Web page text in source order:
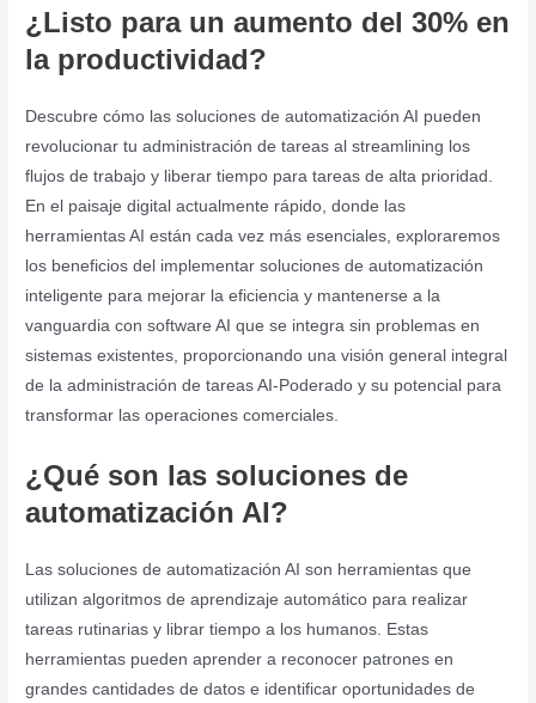
¿Listo para un aumento del 30% en
la productividad?
Descubre cómo las soluciones de automatización AI pueden
revolucionar tu administración de tareas al streamlining los
flujos de trabajo y liberar tiempo para tareas de alta prioridad.
En el paisaje digital actualmente rápido, donde las
herramientas AI están cada vez más esenciales, exploraremos
los beneficios del implementar soluciones de automatización
inteligente para mejorar la eficiencia y mantenerse a la
vanguardia con software AI que se integra sin problemas en
sistemas existentes, proporcionando una visión general integral
de la administración de tareas AI-Poderado y su potencial para
transformar las operaciones comerciales.
¿Qué son las soluciones de
automatización AI?
Las soluciones de automatización AI son herramientas que
utilizan algoritmos de aprendizaje automático para realizar
tareas rutinarias y librar tiempo a los humanos. Estas
herramientas pueden aprender a reconocer patrones en
grandes cantidades de datos e identificar oportunidades de